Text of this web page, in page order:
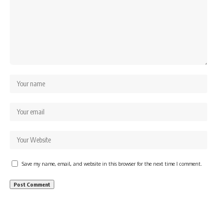
Save my name, email, and website in this browser for the next time I comment.